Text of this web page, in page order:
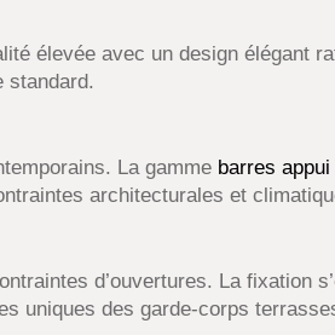
élevée avec un design élégant
standard.
La gamme barres
architecturales et
d’ouvertures. La fixation
uniques des garde-corps